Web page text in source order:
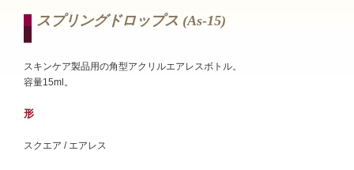
スプリングドロップス (as-15)
スキンケア製品用の角型アクリルエアレスボトル。
容量15ml。
形
スクエア / エアレス